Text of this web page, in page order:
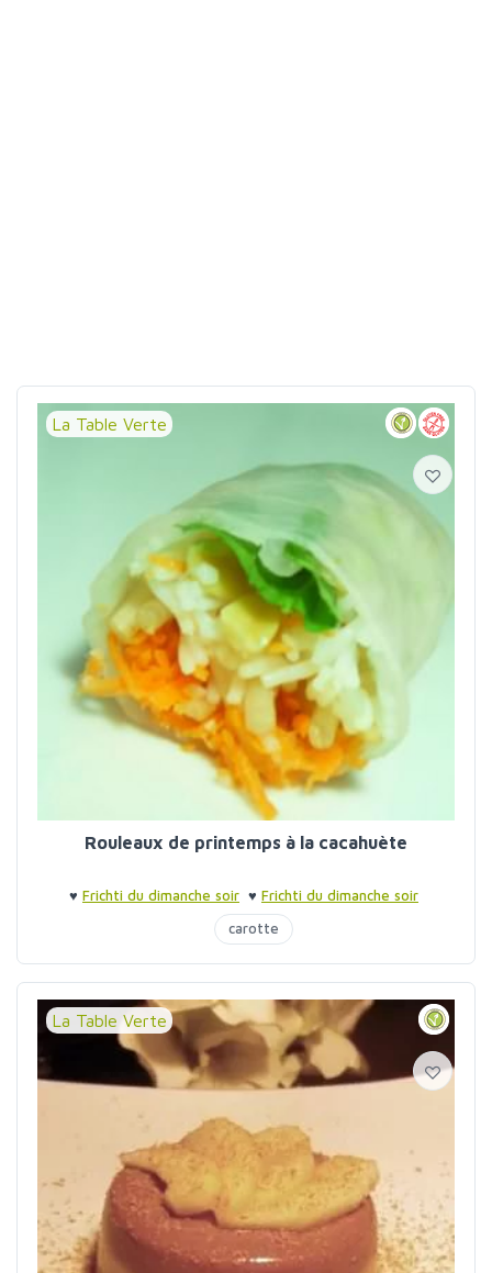
La Table Verte
Rouleaux de printemps à la cacahuète
♥ Frichti du dimanche soir ♥ Frichti du dimanche soir
carotte
La Table Verte